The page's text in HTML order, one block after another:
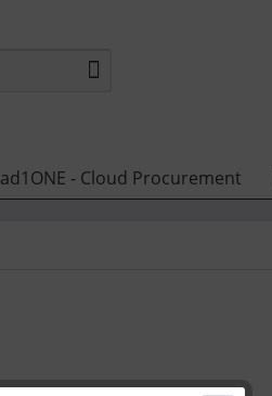
ad1ONE - Cloud Procurement